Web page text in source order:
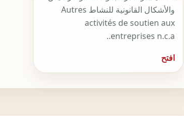
والأشكال القانونية للنشاط Autres
activités de soutien aux
entreprises n.c.a..
افتح